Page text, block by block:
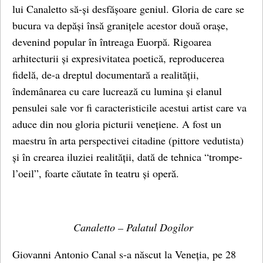
lui Canaletto să-și desfășoare geniul. Gloria de care se
bucura va depăși însă granițele acestor două orașe,
devenind popular în întreaga Euorpă. Rigoarea
arhitecturii și expresivitatea poetică, reproducerea
fidelă, de-a dreptul documentară a realității,
îndemânarea cu care lucrează cu lumina și elanul
pensulei sale vor fi caracteristicile acestui artist care va
aduce din nou gloria picturii venețiene. A fost un
maestru în arta perspectivei citadine (pittore vedutista)
și în crearea iluziei realității, dată de tehnica “trompe-
l’oeil”, foarte căutate în teatru și operă.
Canaletto – Palatul Dogilor
Giovanni Antonio Canal s-a născut la Veneția, pe 28